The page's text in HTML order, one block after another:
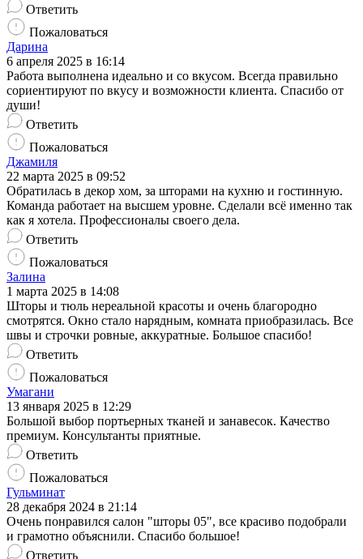
Ответить
Пожаловаться
Дарина
6 апреля 2025 в 16:14
Работа выполнена идеально и со вкусом. Всегда правильно
сориентируют по вкусу и возможности клиента. Спасибо от
души!
Ответить
Пожаловаться
Джамиля
22 марта 2025 в 09:52
Обратилась в декор хом, за шторами на кухню и гостинную.
Команда работает на высшем уровне. Сделали всё именно так
как я хотела. Профессионалы своего дела.
Ответить
Пожаловаться
Залина
1 марта 2025 в 14:08
Шторы и тюль нереальной красоты и очень благородно
смотрятся. Окно стало нарядным, комната приобразилась. Все
швы и строчки ровные, аккуратные. Большое спасибо!
Ответить
Пожаловаться
Умагани
13 января 2025 в 12:29
Большой выбор портьерных тканей и занавесок. Качество
премиум. Консультанты приятные.
Ответить
Пожаловаться
Гульминат
28 декабря 2024 в 21:14
Очень понравился салон "шторы 05", все красиво подобрали
и грамотно объяснили. Спасибо большое!
Ответить